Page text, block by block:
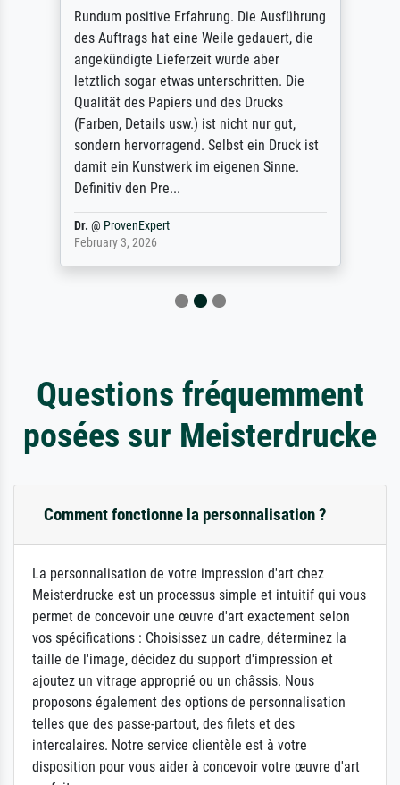
Rundum positive Erfahrung. Die Ausführung
des Auftrags hat eine Weile gedauert, die
angekündigte Lieferzeit wurde aber
letztlich sogar etwas unterschritten. Die
Qualität des Papiers und des Drucks
(Farben, Details usw.) ist nicht nur gut,
sondern hervorragend. Selbst ein Druck ist
damit ein Kunstwerk im eigenen Sinne.
Definitiv den Pre...
Dr. @ ProvenExpert
February 3, 2026
Questions fréquemment
posées sur Meisterdrucke
Comment fonctionne la personnalisation ?
La personnalisation de votre impression d'art chez
Meisterdrucke est un processus simple et intuitif qui vous
permet de concevoir une œuvre d'art exactement selon
vos spécifications : Choisissez un cadre, déterminez la
taille de l'image, décidez du support d'impression et
ajoutez un vitrage approprié ou un châssis. Nous
proposons également des options de personnalisation
telles que des passe-partout, des filets et des
intercalaires. Notre service clientèle est à votre
disposition pour vous aider à concevoir votre œuvre d'art